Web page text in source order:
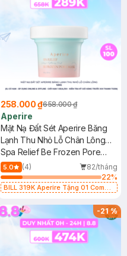
258.000 ₫658.000 ₫
Aperire
Mặt Nạ Đất Sét Aperire Băng
Lạnh Thu Nhỏ Lỗ Chân Lông
120g
Spa Relief Be Frozen Pore
Mask
5.0 (4)
82/tháng
22%
BILL 319K Aperire Tặng 01 Combo
Cấp Ẩm 30g (SL có hạn)
-21%